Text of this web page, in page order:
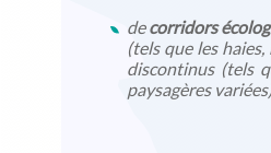
decorridors
(tels que les
discontinus (tels
paysagères